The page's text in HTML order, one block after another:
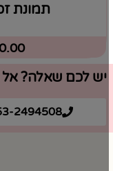
תמונת
יש לכם שאלה? אל
2494508